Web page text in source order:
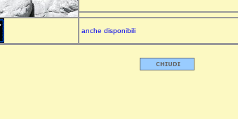
anche disponibili